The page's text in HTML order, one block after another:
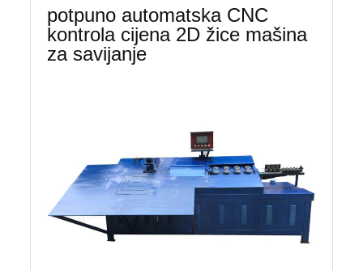
potpuno automatska CNC
kontrola cijena 2D žice mašina
za savijanje